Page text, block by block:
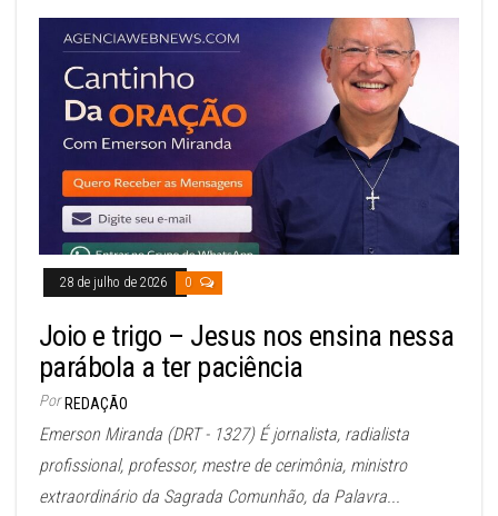
28 de julho de 2026 0
Joio e trigo – Jesus nos ensina nessa
parábola a ter paciência
Por REDAÇÃO
Emerson Miranda (DRT - 1327) É jornalista, radialista
profissional, professor, mestre de cerimônia, ministro
extraordinário da Sagrada Comunhão, da Palavra...